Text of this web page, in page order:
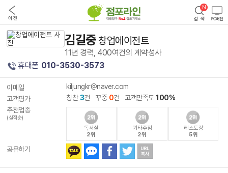
김길중창업에이전트
11년 경력, 400여건의 계약성사
휴대폰 010-3530-3573
이메일
kiljungkr@naver.com
고객평가
칭찬3건 꾸중 0건 고객만족도100%
추천업종
(실적순)
독서실
2위
기타주점
2위
레스토랑
5위
공유하기